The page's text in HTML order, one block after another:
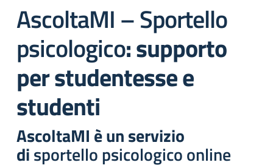
AscoltaMI – Sportello
psicologico: supporto
per studentesse e
studenti
AscoltaMI è un servizio
disportello psicologico online